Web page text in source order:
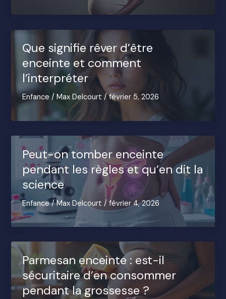
Que signifie rêver d’être
enceinte et comment
l’interpréter
Enfance /Max Delcourt/février 5, 2026
Peut-on tomber enceinte
pendant les règles et qu’en dit la
science
Enfance/Max Delcourt/février 4, 2026
Parmesan enceinte : est-il
sécuritaire d’en consommer
pendant la grossesse ?